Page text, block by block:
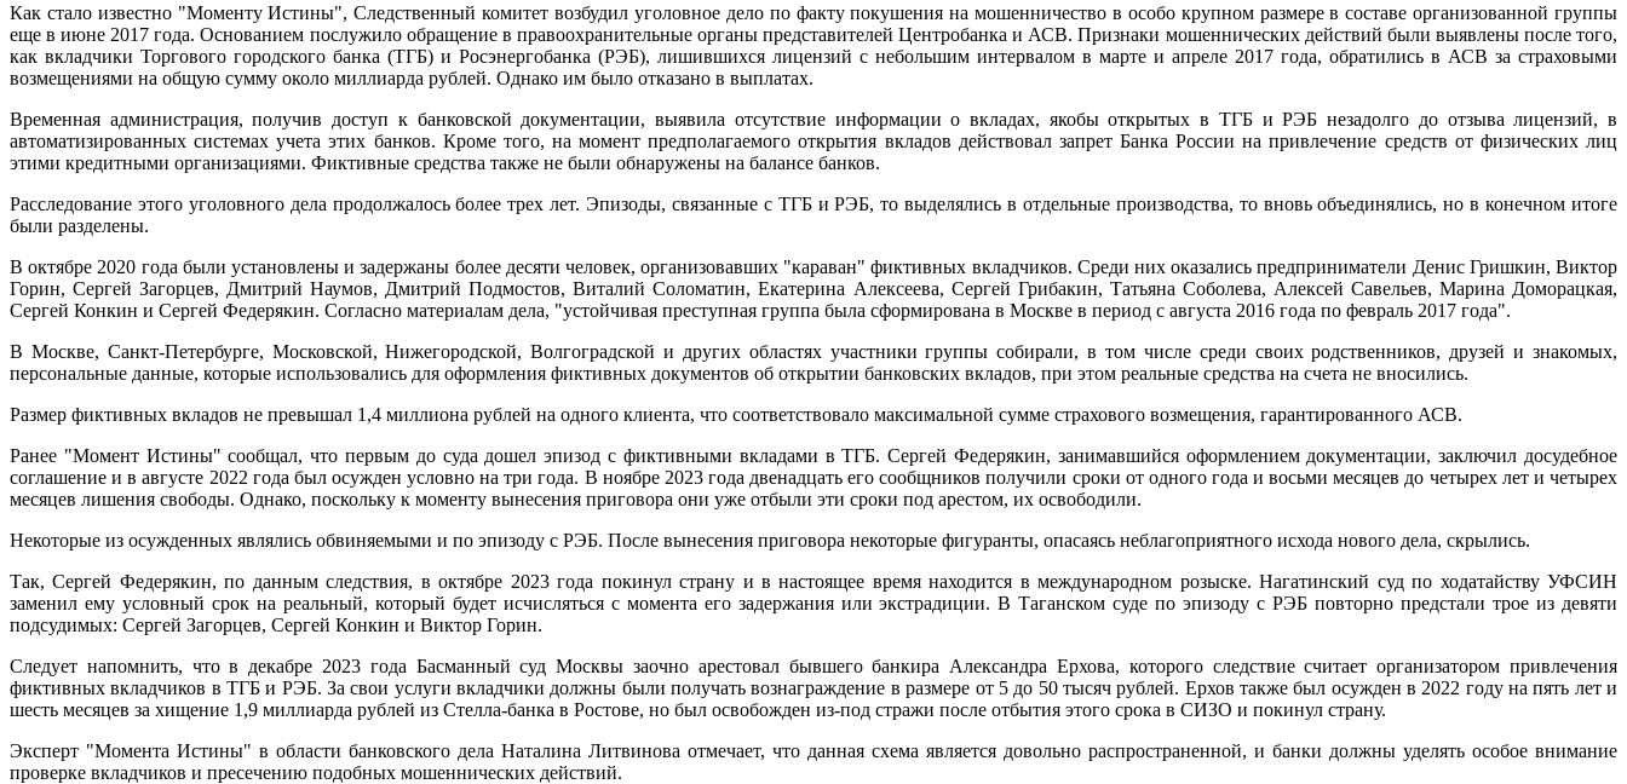
Как стало известно "Моменту Истины", Следственный комитет возбудил уголовное дело по факту покушения на мошенничество в особо крупном размере в составе организованной группы
еще в июне 2017 года. Основанием послужило обращение в правоохранительные органы представителей Центробанка и АСВ. Признаки мошеннических действий были выявлены после того,
как вкладчики Торгового городского банка (ТГБ) и Росэнергобанка (РЭБ), лишившихся лицензий с небольшим интервалом в марте и апреле 2017 года, обратились в АСВ за страховыми
возмещениями на общую сумму около миллиарда рублей. Однако им было отказано в выплатах.
Временная администрация, получив доступ к банковской документации, выявила отсутствие информации о вкладах, якобы открытых в ТГБ и РЭБ незадолго до отзыва лицензий, в
автоматизированных системах учета этих банков. Кроме того, на момент предполагаемого открытия вкладов действовал запрет Банка России на привлечение средств от физических лиц
этими кредитными организациями. Фиктивные средства также не были обнаружены на балансе банков.
Расследование этого уголовного дела продолжалось более трех лет. Эпизоды, связанные с ТГБ и РЭБ, то выделялись в отдельные производства, то вновь объединялись, но в конечном итоге
были разделены.
В октябре 2020 года были установлены и задержаны более десяти человек, организовавших "караван" фиктивных вкладчиков. Среди них оказались предприниматели Денис Гришкин, Виктор
Горин, Сергей Загорцев, Дмитрий Наумов, Дмитрий Подмостов, Виталий Соломатин, Екатерина Алексеева, Сергей Грибакин, Татьяна Соболева, Алексей Савельев, Марина Доморацкая,
Сергей Конкин и Сергей Федерякин. Согласно материалам дела, "устойчивая преступная группа была сформирована в Москве в период с августа 2016 года по февраль 2017 года".
В Москве, Санкт-Петербурге, Московской, Нижегородской, Волгоградской и других областях участники группы собирали, в том числе среди своих родственников, друзей и знакомых,
персональные данные, которые использовались для оформления фиктивных документов об открытии банковских вкладов, при этом реальные средства на счета не вносились.
Размер фиктивных вкладов не превышал 1,4 миллиона рублей на одного клиента, что соответствовало максимальной сумме страхового возмещения, гарантированного АСВ.
Ранее "Момент Истины" сообщал, что первым до суда дошел эпизод с фиктивными вкладами в ТГБ. Сергей Федерякин, занимавшийся оформлением документации, заключил досудебное
соглашение и в августе 2022 года был осужден условно на три года. В ноябре 2023 года двенадцать его сообщников получили сроки от одного года и восьми месяцев до четырех лет и четырех
месяцев лишения свободы. Однако, поскольку к моменту вынесения приговора они уже отбыли эти сроки под арестом, их освободили.
Некоторые из осужденных являлись обвиняемыми и по эпизоду с РЭБ. После вынесения приговора некоторые фигуранты, опасаясь неблагоприятного исхода нового дела, скрылись.
Так, Сергей Федерякин, по данным следствия, в октябре 2023 года покинул страну и в настоящее время находится в международном розыске. Нагатинский суд по ходатайству УФСИН
заменил ему условный срок на реальный, который будет исчисляться с момента его задержания или экстрадиции. В Таганском суде по эпизоду с РЭБ повторно предстали трое из девяти
подсудимых: Сергей Загорцев, Сергей Конкин и Виктор Горин.
Следует напомнить, что в декабре 2023 года Басманный суд Москвы заочно арестовал бывшего банкира Александра Ерхова, которого следствие считает организатором привлечения
фиктивных вкладчиков в ТГБ и РЭБ. За свои услуги вкладчики должны были получать вознаграждение в размере от 5 до 50 тысяч рублей. Ерхов также был осужден в 2022 году на пять лет и
шесть месяцев за хищение 1,9 миллиарда рублей из Стелла-банка в Ростове, но был освобожден из-под стражи после отбытия этого срока в СИЗО и покинул страну.
Эксперт "Момента Истины" в области банковского дела Наталина Литвинова отмечает, что данная схема является довольно распространенной, и банки должны уделять особое внимание
проверке вкладчиков и пресечению подобных мошеннических действий.